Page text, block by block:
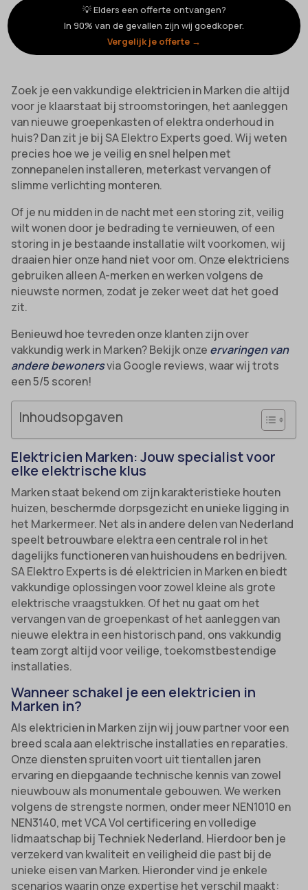
💡 Elders een offerte ontvangen?
In 90% van de gevallen zijn wij goedkoper.
Vergelijk je offerte →
Zoek je een vakkundige elektricien in Marken die altijd
voor je klaarstaat bij stroomstoringen, het aanleggen
van nieuwe groepenkasten of elektra onderhoud in
huis? Dan zit je bij SA Elektro Experts goed. Wij weten
precies hoe we je veilig en snel helpen met
zonnepanelen installeren, meterkast vervangen of
slimme verlichting monteren.
Of je nu midden in de nacht met een storing zit, veilig
wilt wonen door je bedrading te vernieuwen, of een
storing in je bestaande installatie wilt voorkomen, wij
draaien hier onze hand niet voor om. Onze elektriciens
gebruiken alleen A-merken en werken volgens de
nieuwste normen, zodat je zeker weet dat het goed
zit.
Benieuwd hoe tevreden onze klanten zijn over
vakkundig werk in Marken? Bekijk onze ervaringen van
andere bewonersvia Google reviews, waar wij trots
een 5/5 scoren!
Inhoudsopgaven
Elektricien Marken: Jouw specialist voor
elke elektrische klus
Marken staat bekend om zijn karakteristieke houten
huizen, beschermde dorpsgezicht en unieke ligging in
het Markermeer. Net als in andere delen van Nederland
speelt betrouwbare elektra een centrale rol in het
dagelijks functioneren van huishoudens en bedrijven.
SA Elektro Experts is dé elektricien in Marken en biedt
vakkundige oplossingen voor zowel kleine als grote
elektrische vraagstukken. Of het nu gaat om het
vervangen van de groepenkast of het aanleggen van
nieuwe elektra in een historisch pand, ons vakkundig
team zorgt altijd voor veilige, toekomstbestendige
installaties.
Wanneer schakel je een elektricien in
Marken in?
Als elektricien in Marken zijn wij jouw partner voor een
breed scala aan elektrische installaties en reparaties.
Onze diensten spruiten voort uit tientallen jaren
ervaring en diepgaande technische kennis van zowel
nieuwbouw als monumentale gebouwen. We werken
volgens de strengste normen, onder meer NEN1010 en
NEN3140, met VCA Vol certificering en volledige
lidmaatschap bij Techniek Nederland. Hierdoor ben je
verzekerd van kwaliteit en veiligheid die past bij de
unieke eisen van Marken. Hieronder vind je enkele
scenarios waarin onze expertise het verschil maakt: